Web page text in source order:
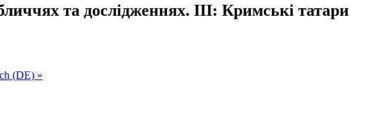
та дослідженнях. III: Кримські татари
(DE) »